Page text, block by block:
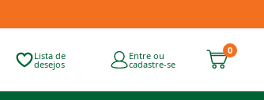
Lista de
desejos
Entre ou
cadastre-se
0